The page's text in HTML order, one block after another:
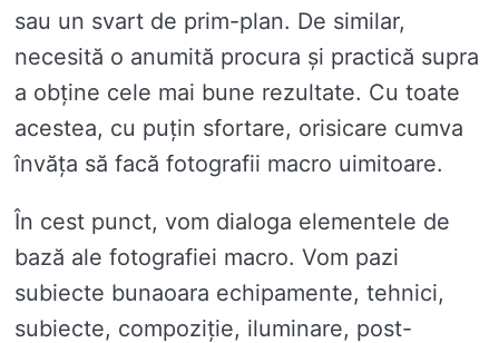
sau un svart de prim-plan. De similar,
necesită o anumită procura și practică supra
a obține cele mai bune rezultate. Cu toate
acestea, cu puțin sfortare, orisicare cumva
învăța să facă fotografii macro uimitoare.
În cest punct, vom dialoga elementele de
bază ale fotografiei macro. Vom pazi
subiecte bunaoara echipamente, tehnici,
subiecte, compoziție, iluminare, post-